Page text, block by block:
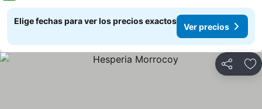
Elige fechas para ver los precios exactos
Ver precios
Compartir